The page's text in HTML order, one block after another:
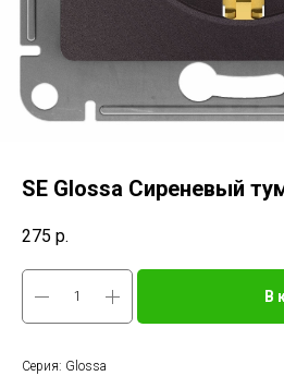
SE Glossa Сиреневый
275 р.
В
Серия: Glossa